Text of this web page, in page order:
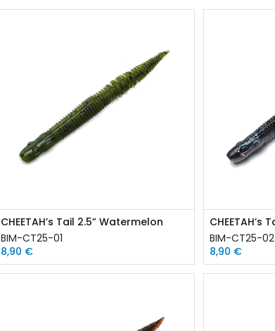
CHEETAH’s Tail 2.5” Watermelon
BIM-CT25-01
8,90 €
BIM-CT25-02
8,90 €